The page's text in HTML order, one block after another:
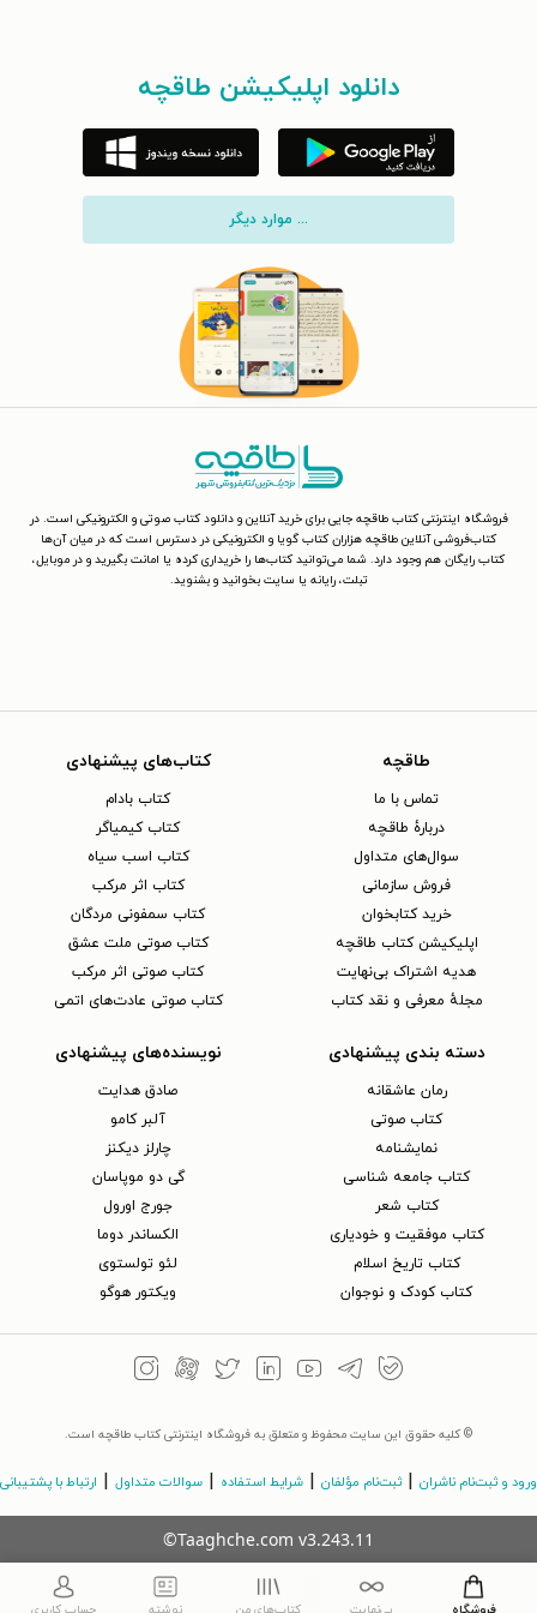
دانلود اپلیکیشن طاقچه
... موارد دیگر
فروشگاه اینترنتی کتاب طاقچه جایی برای خرید آنلاین و دانلود کتاب صوتی و الکترونیکی است. در
کتاب‌فروشی آنلاین طاقچه هزاران کتاب گویا و الکترونیکی در دسترس است که در میان آن‌ها
کتاب رایگان هم وجود دارد. شما می‌توانید کتاب‌ها را خریداری کرده یا امانت بگیرید و در موبایل،
تبلت، رایانه یا سایت بخوانید و بشنوید.
طاقچه
تماس با ما
دربارهٔ طاقچه
سوال‌های متداول
فروش سازمانی
خرید کتابخوان
اپلیکیشن کتاب طاقچه
هدیه اشتراک بی‌نهایت
مجلهٔ معرفی و نقد کتاب
کتاب‌های پیشنهادی
کتاب بادام
کتاب کیمیاگر
کتاب اسب سیاه
کتاب اثر مرکب
کتاب سمفونی مردگان
کتاب صوتی ملت عشق
کتاب صوتی اثر مرکب
کتاب صوتی عادت‌های اتمی
دسته بندی پیشنهادی
رمان عاشقانه
کتاب‌ صوتی
نمایشنامه
کتاب جامعه شناسی
کتاب شعر
کتاب موفقیت و خودیاری
کتاب تاریخ اسلام
کتاب کودک و نوجوان
نویسنده‌های پیشنهادی
صادق هدایت
آلبر کامو
چارلز دیکنز
گی دو موپاسان
جورج اورول
الکساندر دوما
لئو تولستوی
ویکتور هوگو
© کلیه حقوق این سایت محفوظ و متعلق به فروشگاه اینترنتی کتاب طاقچه است.
ورود و ثبت‌نام ناشران | ثبت‌نام مؤلفان | شرایط استفاده | سوالات متداول | ارتباط با پشتیبانی
©Taaghche.com v3.243.11